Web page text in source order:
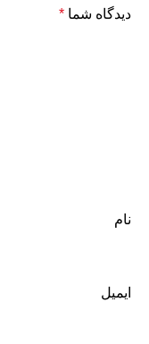
دیدگاه شما *
نام
ایمیل